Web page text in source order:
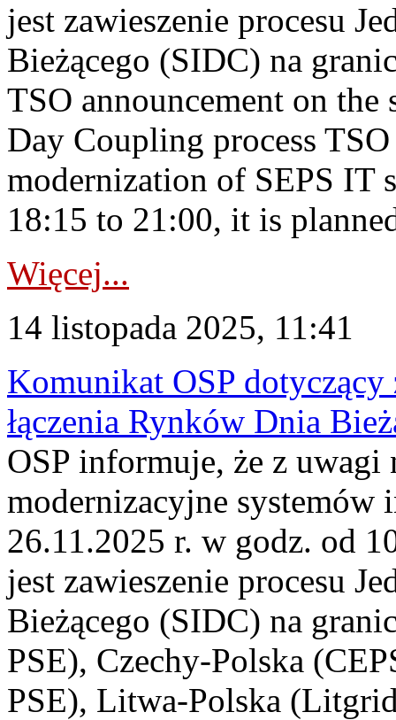
jest zawieszenie procesu
Bieżącego (SIDC) na
TSO announcement on
Day Coupling process
modernization of SEPS IT
18:15 to 21:00, it is
Więcej...
14 listopada 2025, 11:41
Komunikat OSP dotyczący
łączenia Rynków Dnia
OSP informuje, że z uwagi
modernizacyjne
26.11.2025 r. w godz. od
jest zawieszenie procesu
Bieżącego (SIDC) na
PSE), Czechy-Polska
PSE), Litwa-Polska